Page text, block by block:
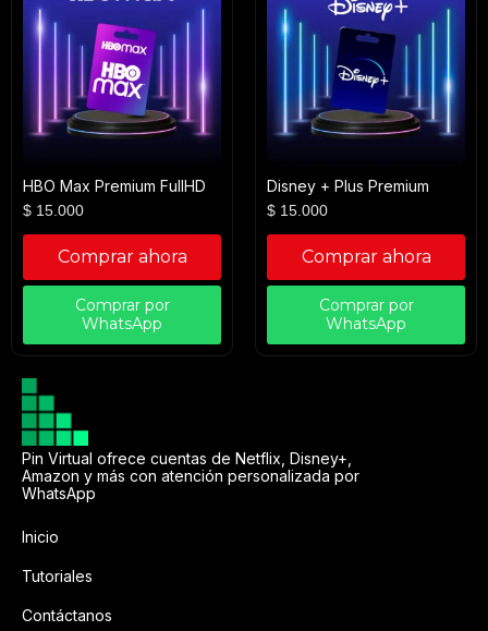
HBO Max Premium FullHD
$ 15.000
Comprar ahora
Comprar por
WhatsApp
Disney + Plus Premium
$ 15.000
Comprar ahora
Comprar por
WhatsApp
Pin Virtual ofrece cuentas de Netflix, Disney+,
Amazon y más con atención personalizada por
WhatsApp
Inicio
Tutoriales
Contáctanos